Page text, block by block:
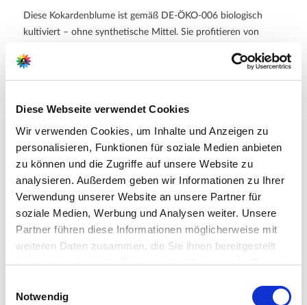
Diese Webseite verwendet Cookies
Wir verwenden Cookies, um Inhalte und Anzeigen zu
personalisieren, Funktionen für soziale Medien anbieten
zu können und die Zugriffe auf unsere Website zu
analysieren. Außerdem geben wir Informationen zu Ihrer
Verwendung unserer Website an unsere Partner für
soziale Medien, Werbung und Analysen weiter. Unsere
Partner führen diese Informationen möglicherweise mit
weiteren Daten zusammen, die Sie ihnen bereitgestellt
haben oder die sie im Rahmen Ihrer Nutzung der Dienste
betätigen Sie anschließend den "OK"-Button:
Notwendig
Diese Kokardenblume ist gemäß DE-ÖKO-006 biologisch
kultiviert – ohne synthetische Mittel. Sie profitieren von
Produktion.
Schnittblume geeignet
BIO-Zertifiziert nachDE-ÖKO-006
Hersteller/Importeur
Co KG